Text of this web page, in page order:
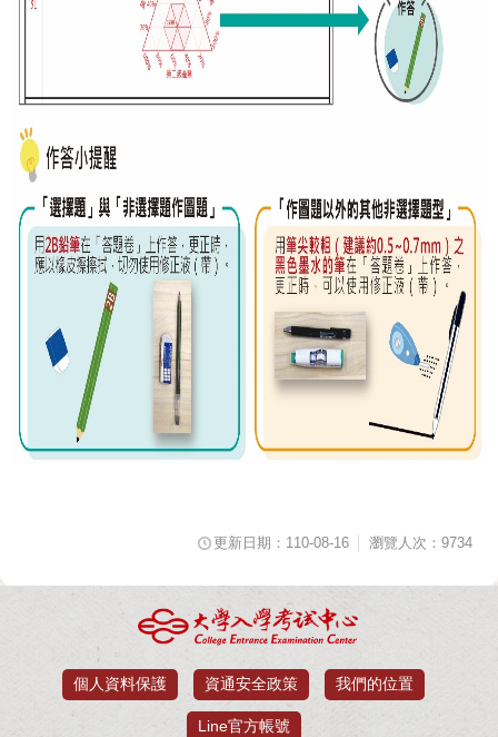
更新日期：110-08-16 瀏覽人次：9734
個人資料保護 資通安全政策 我們的位置
Line官方帳號